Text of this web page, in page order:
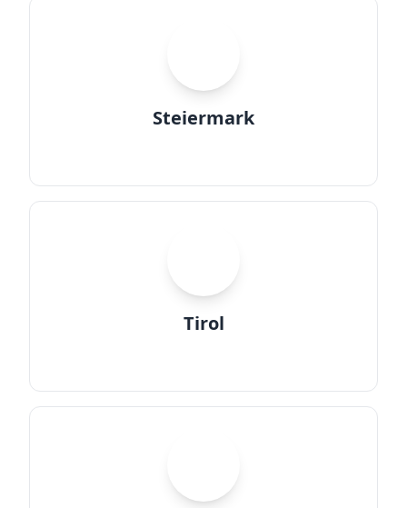
Steiermark
Tirol